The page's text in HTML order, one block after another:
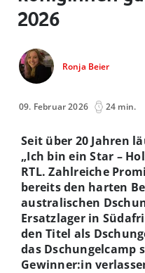
2026
Ronja Beier
09. Februar 2026 24 min.
Seit über 20 Jahren
„Ich bin ein Star –
RTL. Zahlreiche
bereits den harten
australischen
Ersatzlager in
den Titel als
das Dschungelcamp
Gewinner:in